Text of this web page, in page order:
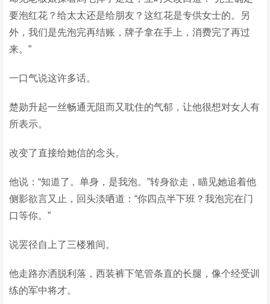
要泡红花？给太太还是给朋友？这红花是专供女士的。另
外，我们是先泡完再结账，牌子拿在手上，消费完了再过
来。”
一口气说这许多话。
楚勋升起一丝畅通无阻而又耽住的气郁，让他很想对女人有
所表示。
改变了直接给她信的念头。
他说：“知道了。单身，是我泡。”转身欲走，瞄见她追着他
侧影欲言又止，回头淡哂道：“你四点半下班？我泡完在门
口等你。”
说罢径自上了三楼雅间。
他走路亦洒脱利落，西装裤下笔管条直的长腿，像个经受训
练的军中将才。